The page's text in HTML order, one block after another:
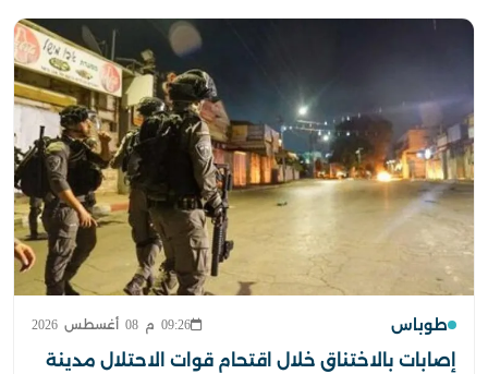
طوباس 09:26 م 08 أغسطس 2026
إصابات بالاختناق خلال اقتحام قوات الاحتلال مدينة